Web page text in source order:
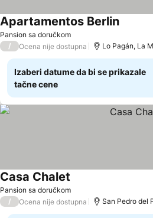
Pansion sa doručkom
Apartamentos Berlin
/ Ocena nije dostupna Lo Pagán, La
Izaberi datume da bi se prikazale
tačne cene
Pansion sa doručkom
Casa Chalet
/ Ocena nije dostupna San Pedro del